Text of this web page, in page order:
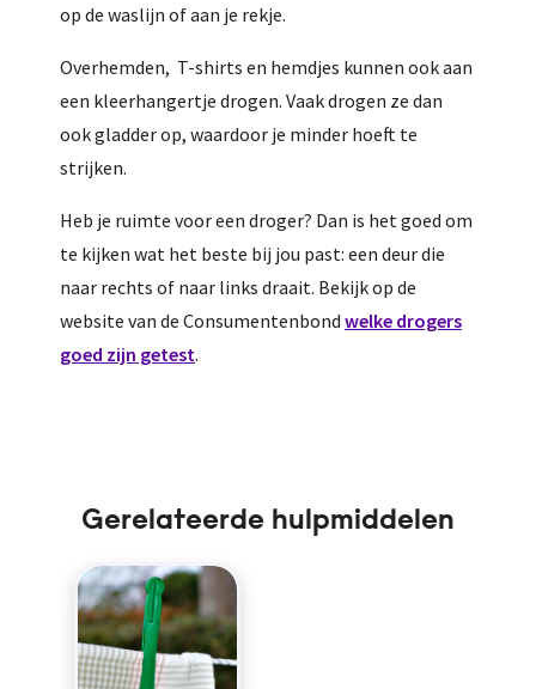
op de waslijn of aan je rekje.
Overhemden, T-shirts en hemdjes kunnen ook aan
een kleerhangertje drogen. Vaak drogen ze dan
ook gladder op, waardoor je minder hoeft te
strijken.
Heb je ruimte voor een droger? Dan is het goed om
te kijken wat het beste bij jou past: een deur die
naar rechts of naar links draait. Bekijk op de
website van de Consumentenbond welke drogers
goed zijn getest.
Gerelateerde hulpmiddelen